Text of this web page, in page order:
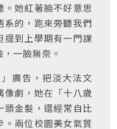
。她紅著臉不好意思
系的，跑來旁聽我們
提到上學期有一門課
一臉無奈。
廣告，把淡大法文
像劇，她在「十八歲
頭金髮，還經常自比
。兩位校園美女氣質